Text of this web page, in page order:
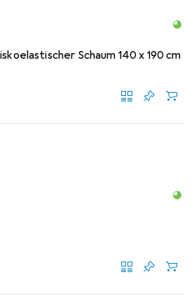
Schaum 140 x 190 cm